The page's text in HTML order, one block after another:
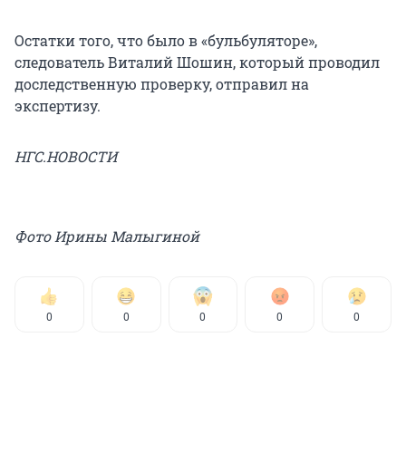
Остатки того, что было в «бульбуляторе»,
следователь Виталий Шошин, который проводил
доследственную проверку, отправил на
экспертизу.
НГС.НОВОСТИ
Фото Ирины Малыгиной
0 0 0 0 0